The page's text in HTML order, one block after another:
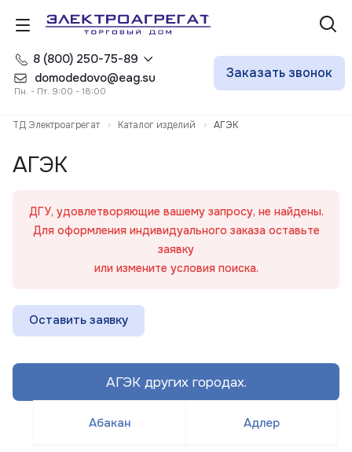
8 (800) 250-75-89
domodedovo@eag.su
Пн. - Пт. 9:00 - 18:00
Заказать звонок
ТД Электроагрегат Каталог изделий АГЭК
АГЭК
ДГУ, удовлетворяющие вашему запросу, не найдены.
Для оформления индивидуального заказа оставьте
заявку
или измените условия поиска.
Оставить заявку
АГЭК других городах.
Абакан Адлер